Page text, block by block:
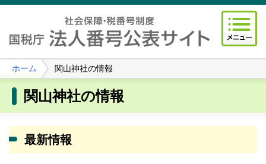
ホーム 関山神社の情報
関山神社の情報
最新情報